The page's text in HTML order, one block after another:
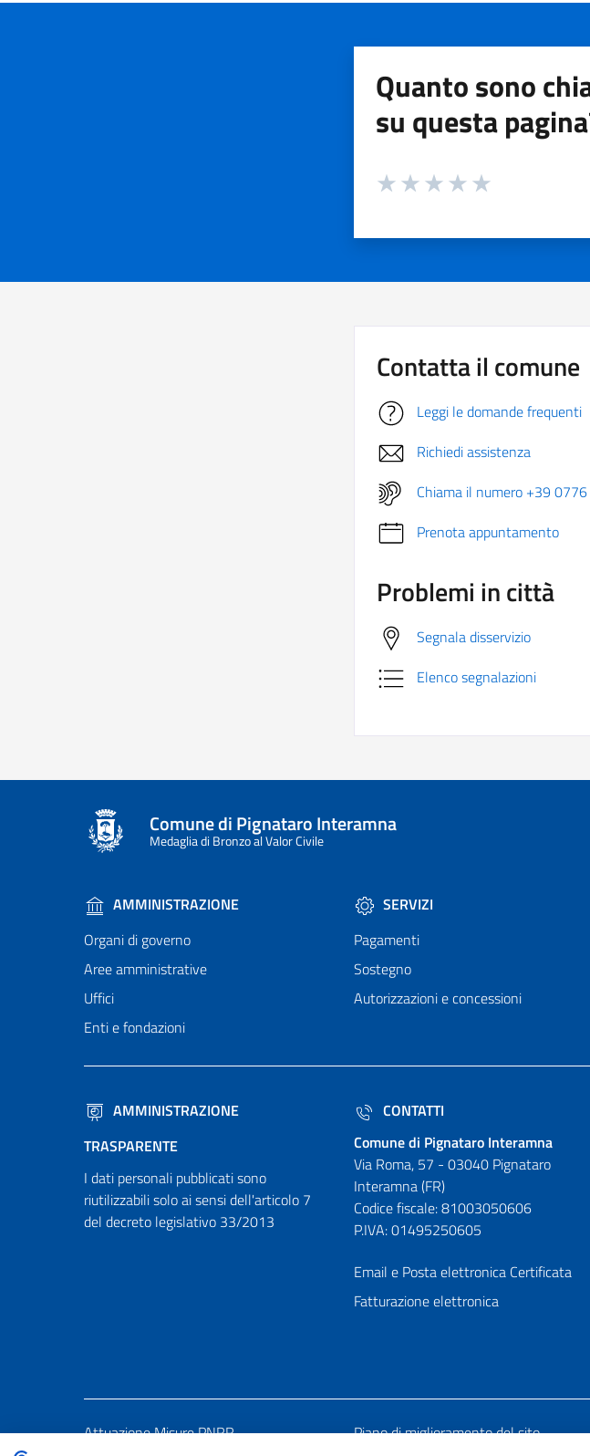
Quanto sono
su questa
Valuta da 1 a 5 stelle la pagina
Contatta il comune
Leggi le domande frequenti
Richiedi assistenza
Chiama il numero +39
Prenota appuntamento
Problemi in città
Segnala disservizio
Elenco segnalazioni
Comune di Pignataro Interamna
Medaglia di Bronzo al Valor Civile
AMMINISTRAZIONE
Organi di governo
Aree amministrative
Uffici
Enti e fondazioni
SERVIZI
Pagamenti
Sostegno
Autorizzazioni e concessioni
AMMINISTRAZIONE
TRASPARENTE
I dati personali pubblicati sono
riutilizzabili solo ai sensi dell'articolo 7
del decreto legislativo 33/2013
CONTATTI
Comune di Pignataro Interamna
Via Roma, 57 - 03040 Pignataro
Interamna (FR)
Codice fiscale: 81003050606
P.IVA: 01495250605
Email e Posta elettronica Certificata
Fatturazione elettronica
Attuazione Misure PNRR Piano di miglioramento del sito